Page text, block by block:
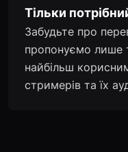
Тільки
Забудьте про
пропонуємо лише
найбільш
стримерів та їх